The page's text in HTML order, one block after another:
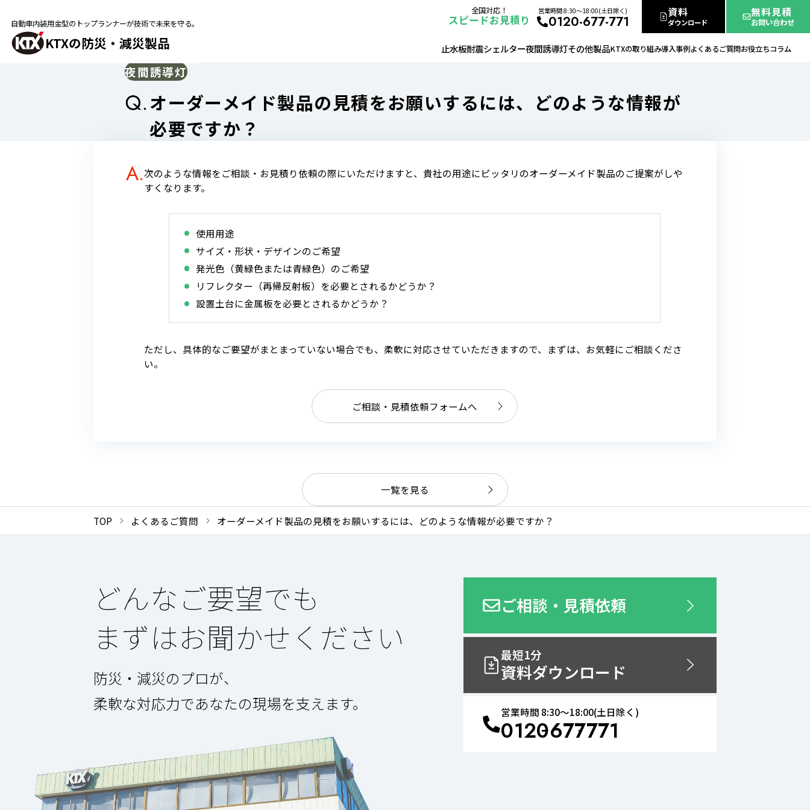
自動車内装用金型のトップランナーが技術で未来を守る。
KTXの防災・減災製品
全国対応！
スピードお見積り 0120-677-771
営業時間 8:30〜18:00(土日除く) 資料
ダウンロード
無料見積
お問い合わせ
止水板耐震シェルター夜間誘導灯その他製品KTXの取り組み導入事例よくあるご質問お役立ちコラム
夜間誘導灯
オーダーメイド製品の見積をお願いするには、どのような情報が
必要ですか？
次のような情報をご相談・お見積り依頼の際にいただけますと、貴社の用途にピッタリのオーダーメイド製品のご提案がしや
すくなります。
使用用途
サイズ・形状・デザインのご希望
発光色（黄緑色または青緑色）のご希望
リフレクター（再帰反射板）を必要とされるかどうか？
設置土台に金属板を必要とされるかどうか？
ただし、具体的なご要望がまとまっていない場合でも、柔軟に対応させていただきますので、まずは、お気軽にご相談くださ
い。
ご相談・見積依頼フォームへ
一覧を見る
TOP よくあるご質問 オーダーメイド製品の見積をお願いするには、どのような情報が必要ですか？
どんなご要望でも
まずはお聞かせください
防災・減災のプロが、
柔軟な対応力であなたの現場を支えます。
ご相談・見積依頼
最短1分
資料ダウンロード
営業時間 8:30〜18:00(土日除く)
0120677771